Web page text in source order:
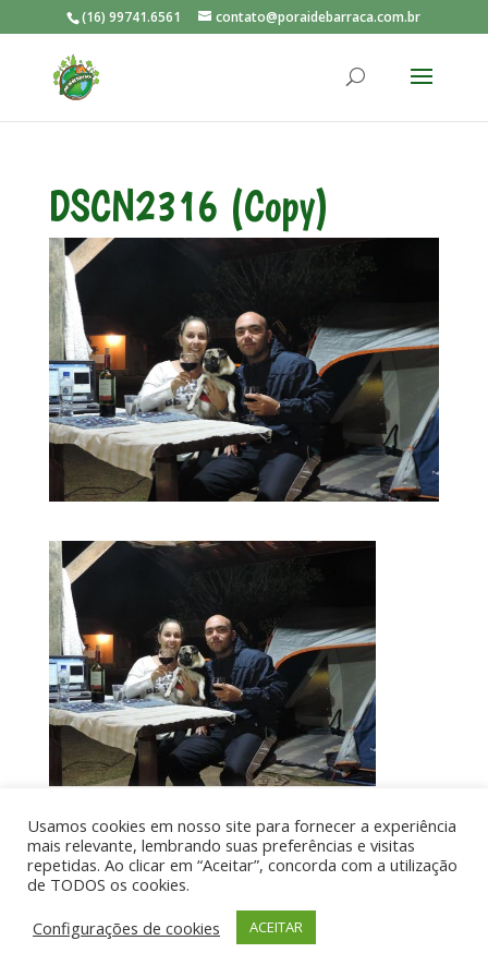
(16) 99741.6561 contato@poraidebarraca.com.br
DSCN2316 (Copy)
Por aí de Barraca - direitos reservados - Desenvolvido
Usamos cookies em nosso site para fornecer a experiência
mais relevante, lembrando suas preferências e visitas
repetidas. Ao clicar em “Aceitar”, concorda com a utilização
de TODOS os cookies.
Configurações de cookies
ACEITAR